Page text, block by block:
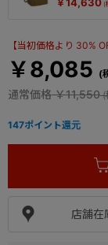
【当初価格より 30%
￥8,085
通常価格￥11,550
店舗在
147ポイント還元